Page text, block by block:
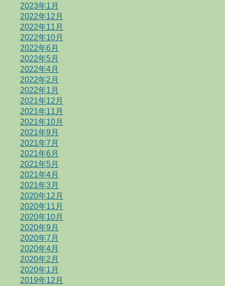
2023年1月
2022年12月
2022年11月
2022年10月
2022年6月
2022年5月
2022年4月
2022年2月
2022年1月
2021年12月
2021年11月
2021年10月
2021年9月
2021年7月
2021年6月
2021年5月
2021年4月
2021年3月
2020年12月
2020年11月
2020年10月
2020年9月
2020年7月
2020年4月
2020年2月
2020年1月
2019年12月